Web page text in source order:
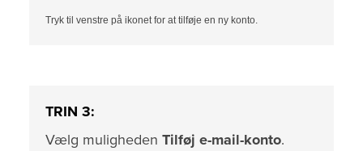
Tryk til venstre på ikonet for at tilføje en ny konto.
TRIN 3:
Vælg muligheden Tilføj e-mail-konto.